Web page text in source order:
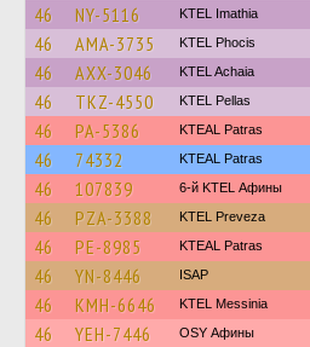
46 NY-5116 KTEL Imathia
46 AMA-3735 ΚΤΕL Phocis
46 AXX-3046 KTEL Achaia
46 TKZ-4550 KTEL Pellas
46 PA-5386 KTEAL Patras
46 74332 KTEAL Patras
46 107839 6-й KTEL Афины
46 PZA-3388 KTEL Preveza
46 PE-8985 KTEAL Patras
46 YN-8446 ISAP
46 KMH-6646 KTEL Messinia
46 YEH-7446 OSY Афины